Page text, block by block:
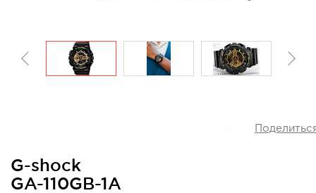
G-shock
GA-110GB-1A